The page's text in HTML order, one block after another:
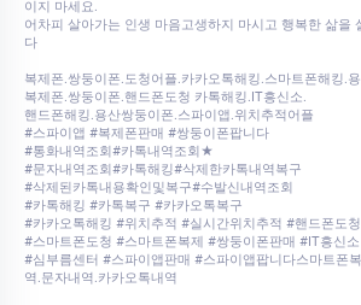
이지 마세요.
어차피 살아가는 인생 마음고생하지 마시고 행복한 삶을
다
복제폰.쌍둥이폰.도청어플.카카오톡해킹.스마트폰해킹.
복제폰.쌍둥이폰.핸드폰도청 카톡해킹.IT흥신소.
핸드폰해킹.용산쌍둥이폰.스파이앱.위치추적어플
#스파이앱 #복제폰판매 #쌍둥이폰팝니다
#통화내역조회#카톡내역조회★
#문자내역조회#카톡해킹#삭제한카톡내역복구
#삭제된카톡내용확인및복구#수발신내역조회
#카톡해킹 #카톡복구 #카카오톡복구
#카카오톡해킹 #위치추적 #실시간위치추적 #핸드폰도
#스마트폰도청 #스마트폰복제 #쌍둥이폰판매 #IT흥신
#심부름센터 #스파이앱판매 #스파이앱팝니다스마트폰
역.문자내역.카카오톡내역